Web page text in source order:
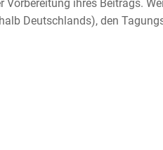
ihres Beitrags.
Deutschlands), den